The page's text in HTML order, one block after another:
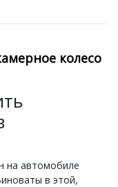
колесо
на автомобиле
в этой,